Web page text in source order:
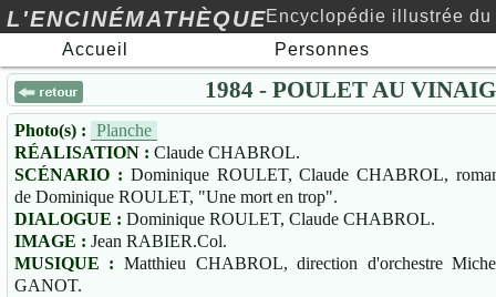
L'ENCINÉMATHÈQUEEncyclopédie illustrée du
cinéma au xxe siècle…
Accueil Personnes
1984 - POULET AU
Photo(s) : Planche
RÉALISATION : Claude CHABROL.
SCÉNARIO : Dominique ROULET, Claude CHABROL,
de Dominique ROULET, "Une mort en trop".
DIALOGUE : Dominique ROULET, Claude CHABROL.
IMAGE : Jean RABIER.Col.
MUSIQUE : Matthieu CHABROL, direction d'orchestre
GANOT.